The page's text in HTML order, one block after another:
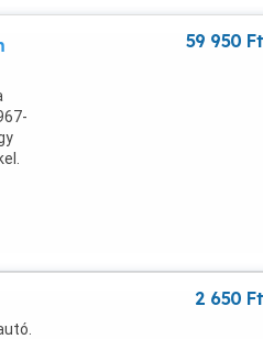
59 950 Ft
2 650 Ft